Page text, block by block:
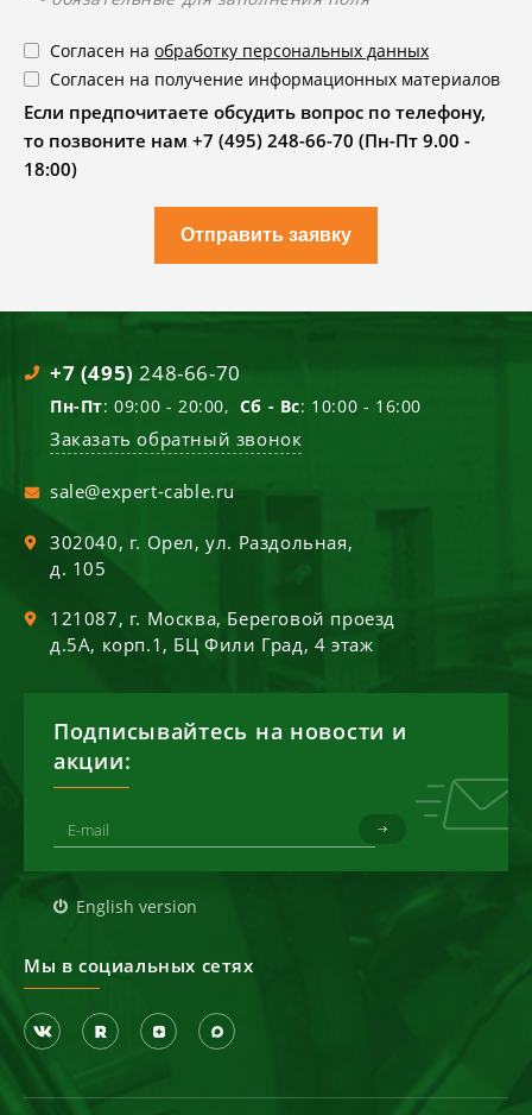
Согласен на обработку персональных данных
Согласен на получение информационных материалов
Если предпочитаете обсудить вопрос по телефону,
то позвоните нам +7 (495) 248-66-70 (Пн-Пт 9.00 -
18:00)
Отправить заявку
+7 (495) 248-66-70
Пн-Пт: 09:00 - 20:00, Сб - Вс: 10:00 - 16:00
Заказать обратный звонок
sale@expert-cable.ru
302040, г. Орел,ул. Раздольная,
д. 105
121087, г. Москва, Береговой проезд
д.5А, корп.1, БЦ Фили Град, 4 этаж
Подписывайтесь на новости и
акции:
English version
Мы в социальных сетях